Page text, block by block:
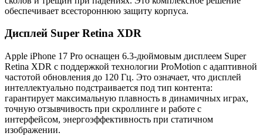
обеспечивает всестороннюю защиту корпуса.
Дисплей Super Retina XDR
Apple iPhone 17 Pro оснащен 6.3-дюймовым дисплеем Super
Retina XDR с поддержкой технологии ProMotion с адаптивной
частотой обновления до 120 Гц. Это означает, что дисплей
интеллектуально подстраивается под тип контента:
гарантирует максимальную плавность в динамичных играх,
точную отзывчивость при скроллинге и работе с
интерфейсом, энергоэффективность при статичном
изображении.